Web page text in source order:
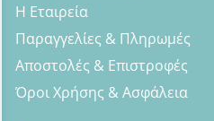
Η Εταιρεία
Παραγγελίες & Πληρωμές
Αποστολές & Επιστροφές
Όροι Χρήσης & Ασφάλεια